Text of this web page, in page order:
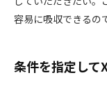
容易に吸収できるの
条件を指定して